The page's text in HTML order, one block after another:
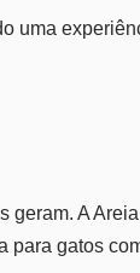
uma
geram. A
para gatos